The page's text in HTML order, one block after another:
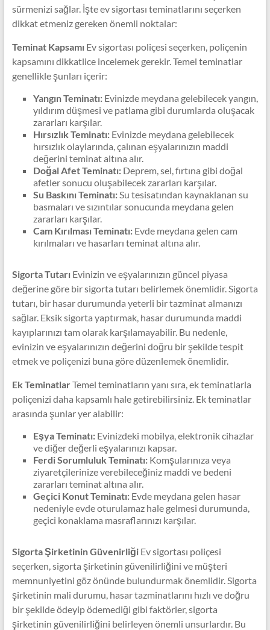
sürmenizi sağlar. İşte ev sigortası teminatlarını seçerken
dikkat etmeniz gereken önemli noktalar:
Teminat KapsamıEv sigortası poliçesi seçerken, poliçenin
kapsamını dikkatlice incelemek gerekir. Temel teminatlar
genellikle şunları içerir:
Yangın Teminatı:Evinizde meydana gelebilecek yangın,
yıldırım düşmesi ve patlama gibi durumlarda oluşacak
zararları karşılar.
Hırsızlık Teminatı:Evinizde meydana gelebilecek
hırsızlık olaylarında, çalınan eşyalarınızın maddi
değerini teminat altına alır.
Doğal Afet Teminatı:Deprem, sel, fırtına gibi doğal
afetler sonucu oluşabilecek zararları karşılar.
Su Baskını Teminatı:Su tesisatından kaynaklanan su
basmaları ve sızıntılar sonucunda meydana gelen
zararları karşılar.
Cam Kırılması Teminatı:Evde meydana gelen cam
kırılmaları ve hasarları teminat altına alır.
Sigorta TutarıEvinizin ve eşyalarınızın güncel piyasa
değerine göre bir sigorta tutarı belirlemek önemlidir. Sigorta
tutarı, bir hasar durumunda yeterli bir tazminat almanızı
sağlar. Eksik sigorta yaptırmak, hasar durumunda maddi
kayıplarınızı tam olarak karşılamayabilir. Bu nedenle,
evinizin ve eşyalarınızın değerini doğru bir şekilde tespit
etmek ve poliçenizi buna göre düzenlemek önemlidir.
Ek TeminatlarTemel teminatların yanı sıra, ek teminatlarla
poliçenizi daha kapsamlı hale getirebilirsiniz. Ek teminatlar
arasında şunlar yer alabilir:
Eşya Teminatı:Evinizdeki mobilya, elektronik cihazlar
ve diğer değerli eşyalarınızı kapsar.
Ferdi Sorumluluk Teminatı:Komşularınıza veya
ziyaretçilerinize verebileceğiniz maddi ve bedeni
zararları teminat altına alır.
Geçici Konut Teminatı:Evde meydana gelen hasar
nedeniyle evde oturulamaz hale gelmesi durumunda,
geçici konaklama masraflarınızı karşılar.
Sigorta Şirketinin GüvenirliğiEv sigortası poliçesi
seçerken, sigorta şirketinin güvenilirliğini ve müşteri
memnuniyetini göz önünde bulundurmak önemlidir. Sigorta
şirketinin mali durumu, hasar tazminatlarını hızlı ve doğru
bir şekilde ödeyip ödemediği gibi faktörler, sigorta
şirketinin güvenilirliğini belirleyen önemli unsurlardır. Bu